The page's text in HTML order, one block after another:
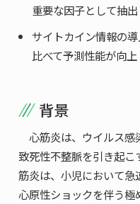
重要な因子として抽出
サイトカイン情報の
比べて予測性能が向上
背景
心筋炎は、ウイルス感
致死性不整脈を引き起
筋炎は、小児において
心原性ショックを伴う極